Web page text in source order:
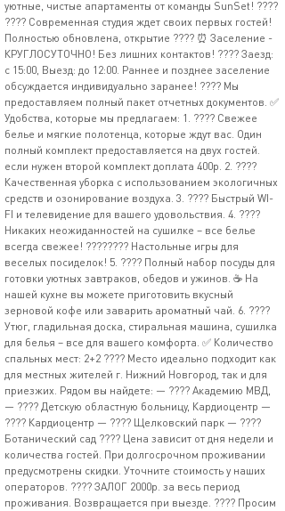
уютные, чистые апартаменты от команды SunSet! ????
???? Современная студия ждет своих первых гостей!
Полностью обновлена, открытие ???? ⏰ Заселение -
КРУГЛОСУТОЧНО! Без лишних контактов! ????️ Заезд:
с 15:00, Выезд: до 12:00. Раннее и позднее заселение
обсуждается индивидуально заранее! ???? Мы
предоставляем полный пакет отчетных документов. ✅
Удобства, которые мы предлагаем: 1. ???? Свежее
белье и мягкие полотенца, которые ждут вас. Один
полный комплект предоставляется на двух гостей.
еcли нужен второй комплект доплата 400р. 2. ????
Качественная уборка с использованием экологичных
средств и озонирование воздуха. 3. ???? Быстрый WI-
FI и телевидение для вашего удовольствия. 4. ????
Никаких неожиданностей на сушилке – все белье
всегда свежее! ???????? Настольные игры для
веселых посиделок! 5. ????️ Полный набор посуды для
готовки уютных завтраков, обедов и ужинов. ☕ На
нашей кухне вы можете приготовить вкусный
зерновой кофе или заварить ароматный чай. 6. ????️
Утюг, гладильная доска, стиральная машина, сушилка
для белья – все для вашего комфорта. ✅ Количество
спальных мест: 2+2 ???? Место идеально подходит как
для местных жителей г. Нижний Новгород, так и для
приезжих. Рядом вы найдете: — ???? Академию МВД,
— ???? Детскую областную больницу, Кардиоцентр —
???? Кардиоцентр — ???? Щелковский парк — ????
Ботанический сад ???? Цена зависит от дня недели и
количества гостей. При долгосрочном проживании
предусмотрены скидки. Уточните стоимость у наших
операторов. ???? ЗАЛОГ 2000р. за весь период
проживания. Возвращается при выезде. ???? Просим